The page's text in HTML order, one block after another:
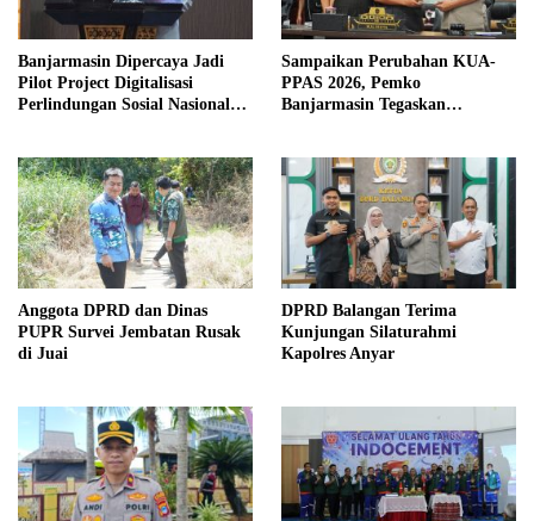
Banjarmasin Dipercaya Jadi
Pilot Project Digitalisasi
Perlindungan Sosial Nasional
Sampaikan Perubahan KUA-
PPAS 2026, Pemko
Banjarmasin Tegaskan
Anggota DPRD dan Dinas
PUPR Survei Jembatan Rusak
di Juai
DPRD Balangan Terima
Kunjungan Silaturahmi
Kapolres Anyar